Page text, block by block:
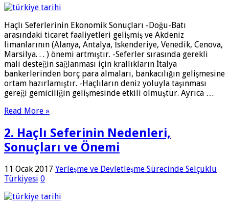
Haçlı Seferlerinin Ekonomik Sonuçları -Doğu-Batı
arasındaki ticaret faaliyetleri gelişmiş ve Akdeniz
limanlarının (Alanya, Antalya, İskenderiye, Venedik, Cenova,
Marsilya. . . ) önemi artmıştır. -Seferler sırasında gerekli
mali desteğin sağlanması için krallıkların İtalya
bankerlerinden borç para almaları, bankacılığın gelişmesine
ortam hazırlamıştır. -Haçlıların deniz yoluyla taşınması
gereği gemiciliğin gelişmesinde etkili olmuştur. Ayrıca …
Read More »
2. Haçlı Seferinin Nedenleri,
Sonuçları ve Önemi
11 Ocak 2017 Yerleşme ve Devletleşme Sürecinde Selçuklu
Türkiyesi 0